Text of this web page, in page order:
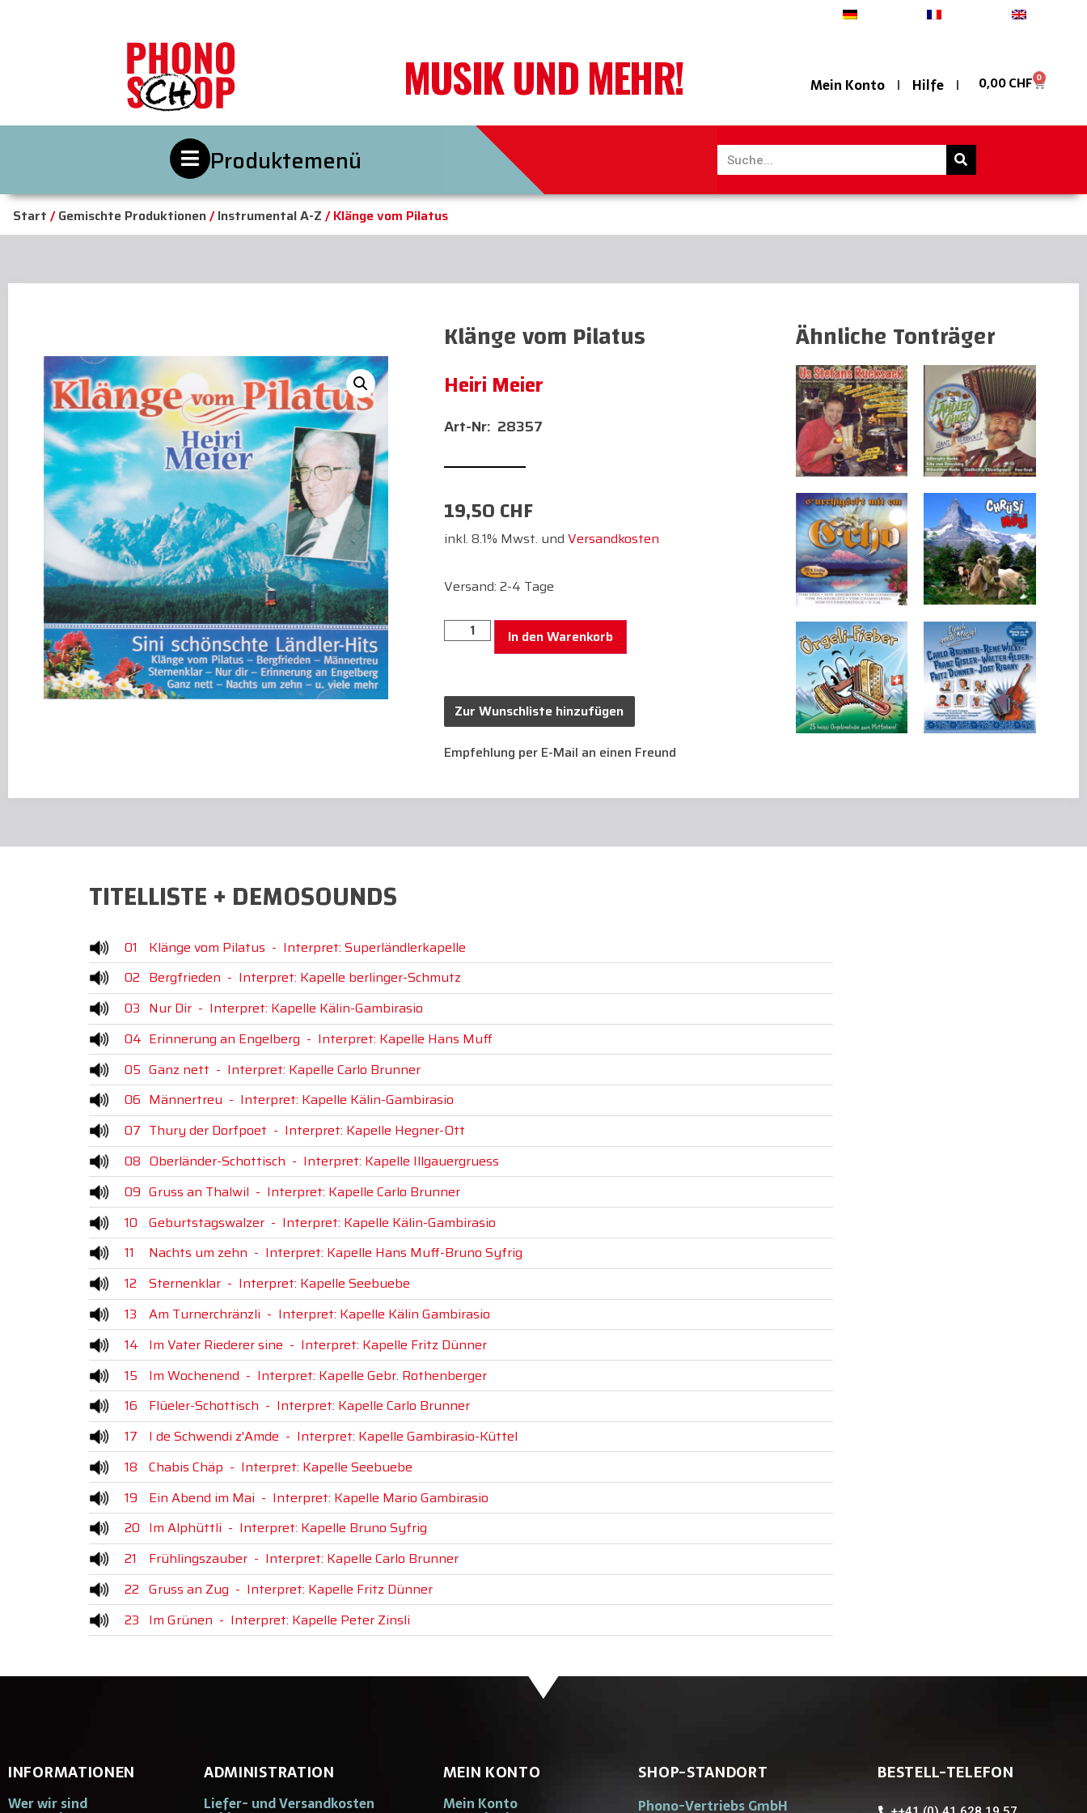
MUSIK UND MEHR! Mein Konto Hilfe 0,00CHF 0
Produktemenü
Start /Gemischte Produktionen/Instrumental A-Z / Klänge vom Pilatus
Klänge vom Pilatus
Heiri Meier
28357
19,50CHF
inkl. 8.1% Mwst. und Versandkosten
Versand: 2-4 Tage
In den Warenkorb
Zur Wunschliste hinzufügen
Empfehlung per E-Mail an einen Freund
Ähnliche Tonträger
TITELLISTE + DEMOSOUNDS
01 Klänge vom Pilatus - Interpret: Superländlerkapelle
02 Bergfrieden - Interpret: Kapelle berlinger-Schmutz
03 Nur Dir- Interpret: Kapelle Kälin-Gambirasio
04 Erinnerung an Engelberg - Interpret: Kapelle Hans Muff
05 Ganz nett - Interpret: Kapelle Carlo Brunner
06 Männertreu - Interpret: Kapelle Kälin-Gambirasio
07 Thury der Dorfpoet - Interpret: Kapelle Hegner-Ott
08 Oberländer-Schottisch - Interpret: Kapelle Illgauergruess
09 Gruss an Thalwil - Interpret: Kapelle Carlo Brunner
10 Geburtstagswalzer- Interpret: Kapelle Kälin-Gambirasio
11
Nachts um zehn - Interpret: Kapelle Hans Muff-Bruno Syfrig
12
Sternenklar- Interpret: Kapelle Seebuebe
13
Am Turnerchränzli - Interpret: Kapelle Kälin Gambirasio
14 Im Vater Riederer sine - Interpret: Kapelle Fritz Dünner
15
Im Wochenend - Interpret: Kapelle Gebr. Rothenberger
16
Flüeler-Schottisch - Interpret: Kapelle Carlo Brunner
17
I de Schwendi z'Amde - Interpret: Kapelle Gambirasio-Küttel
18 Chabis Chäp - Interpret: Kapelle Seebuebe
19
Ein Abend im Mai - Interpret: Kapelle Mario Gambirasio
20 Im Alphüttli - Interpret: Kapelle Bruno Syfrig
21
Frühlingszauber- Interpret: Kapelle Carlo Brunner
22 Gruss an Zug - Interpret: Kapelle Fritz Dünner
23 Im Grünen - Interpret: Kapelle Peter Zinsli
INFORMATIONEN
Wer wir sind
ADMINISTRATION
Liefer- und Versandkosten
MEIN KONTO
Mein Konto
SHOP-STANDORT
Phono-Vertriebs GmbH
BESTELL-TELEFON